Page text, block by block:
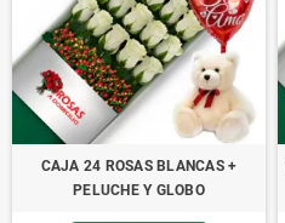
CAJA 24 ROSAS BLANCAS +
PELUCHE Y GLOBO